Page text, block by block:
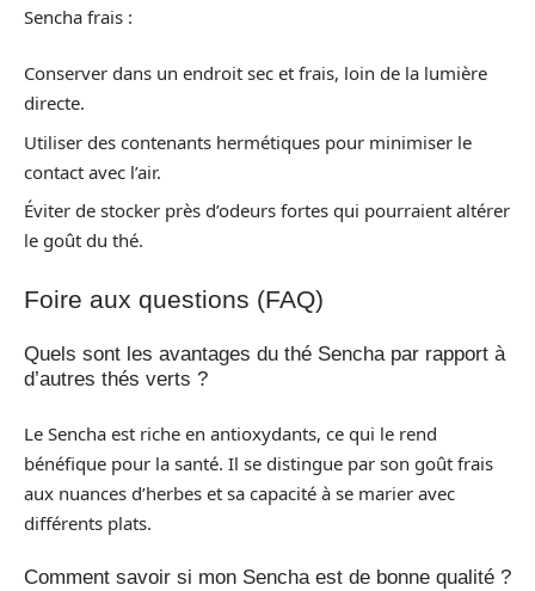
Sencha frais :
Conserver dans un endroit sec et frais, loin de la lumière
directe.
Utiliser des contenants hermétiques pour minimiser le
contact avec l’air.
Éviter de stocker près d’odeurs fortes qui pourraient altérer
le goût du thé.
Foire aux questions (FAQ)
Quels sont les avantages du thé Sencha par rapport à
d’autres thés verts ?
Le Sencha est riche en antioxydants, ce qui le rend
bénéfique pour la santé. Il se distingue par son goût frais
aux nuances d’herbes et sa capacité à se marier avec
différents plats.
Comment savoir si mon Sencha est de bonne qualité ?